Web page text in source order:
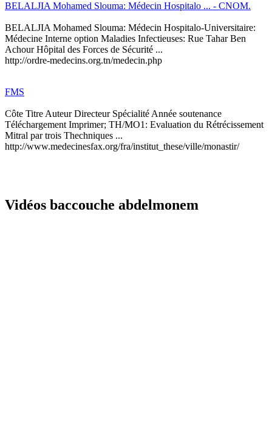
BELALJIA Mohamed Slouma: Médecin Hospitalo ... - CNOM.
BELALJIA Mohamed Slouma: Médecin Hospitalo-Universitaire:
Médecine Interne option Maladies Infectieuses: Rue Tahar Ben
Achour Hôpital des Forces de Sécurité ...
http://ordre-medecins.org.tn/medecin.php
FMS
Côte Titre Auteur Directeur Spécialité Année soutenance
Téléchargement Imprimer; TH/MO1: Evaluation du Rétrécissement
Mitral par trois Thechniques ...
http://www.medecinesfax.org/fra/institut_these/ville/monastir/
Vidéos baccouche abdelmonem